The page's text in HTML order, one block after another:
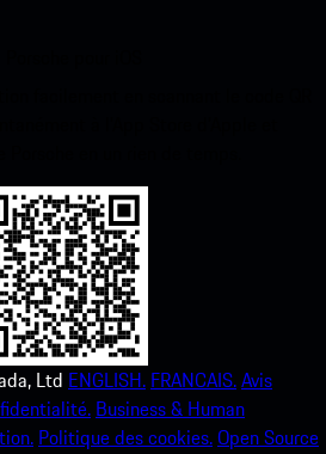
Ltd ENGLISH. FRANCAIS.Avis
Business & Human
Politique des cookies.Open Source